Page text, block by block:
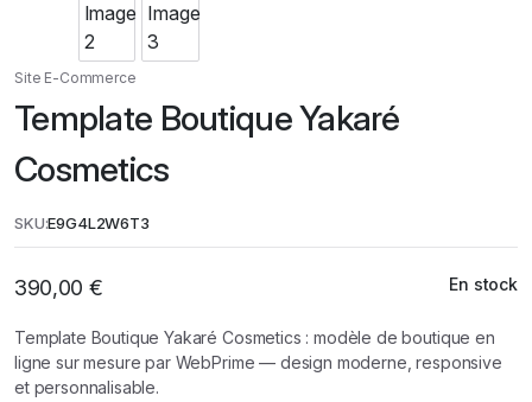
Site E-Commerce
Template Boutique Yakaré
Cosmetics
SKU:E9G4L2W6T3
390,00 € En stock
Template Boutique Yakaré Cosmetics : modèle de boutique en
ligne sur mesure par WebPrime — design moderne, responsive
et personnalisable.